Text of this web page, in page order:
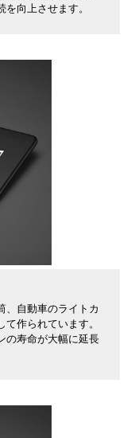
向上させます。
、自動車のライトカ
作られています。
の寿命が大幅に延長